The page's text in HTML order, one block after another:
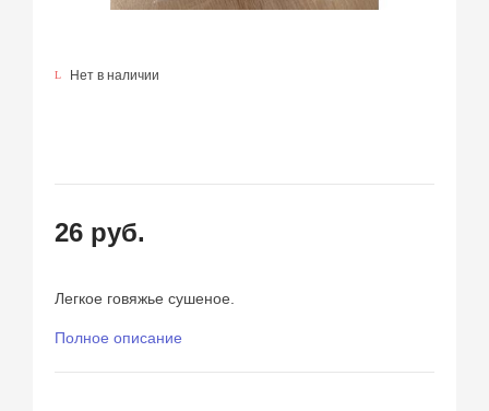
Нет в наличии
26 руб.
Легкое говяжье сушеное.
Полное описание